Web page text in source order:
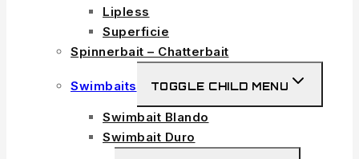
Lipless
Superficie
Spinnerbait – Chatterbait
Swimbaits TOGGLE CHILD MENU
Swimbait Blando
Swimbait Duro